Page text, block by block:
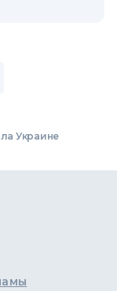
Украине